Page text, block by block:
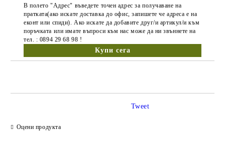
В полето "Адрес" въведете точен адрес за получаване на
пратката(ако искате доставка до офис, запишете че адреса е на
еконт или спиди). Ако искате да добавите друг/и артикул/и към
поръчката или имате въпроси към нас може да ни звъннете на
тел. : 0894 29 68 98 !
Оцени продукта
Tweet